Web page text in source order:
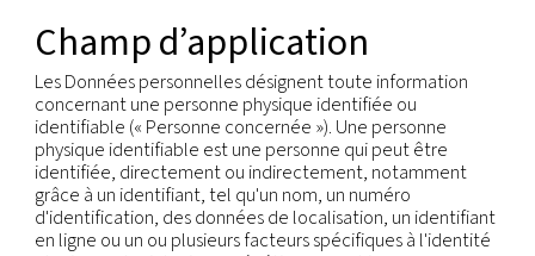
des informations et les lois applicables sur la
des données.
La présente Politique de confidentialité traite de
manière dont nous et nos filiales collectent,
partagent les informations à caractère personnel
nous fournissez, ou les informations à votre sujet
pouvons obtenir ou générer (ci-après les «
caractère personnel »).